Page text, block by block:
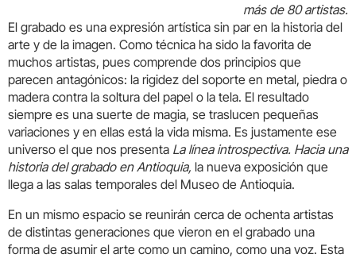
más de 80 artistas.
El grabado es una expresión artística sin par en la historia del
arte y de la imagen. Como técnica ha sido la favorita de
muchos artistas, pues comprende dos principios que
parecen antagónicos: la rigidez del soporte en metal, piedra o
madera contra la soltura del papel o la tela. El resultado
siempre es una suerte de magia, se traslucen pequeñas
variaciones y en ellas está la vida misma. Es justamente ese
universo el que nos presenta La línea introspectiva. Hacia una
historia del grabado en Antioquia, la nueva exposición que
llega a las salas temporales del Museo de Antioquia.
En un mismo espacio se reunirán cerca de ochenta artistas
de distintas generaciones que vieron en el grabado una
forma de asumir el arte como un camino, como una voz. Esta